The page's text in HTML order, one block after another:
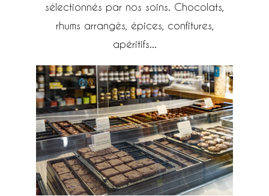
sélectionnés par nos soins. Chocolats,
rhums arrangés, épices, confitures,
apéritifs...